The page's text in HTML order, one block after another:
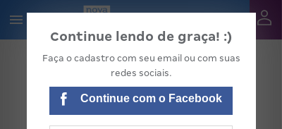
Continue lendo de graça! :)
Faça o cadastro com seu email ou com suas
redes sociais.
Continue com o Facebook